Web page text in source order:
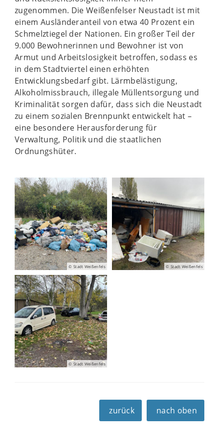
zugenommen. Die Weißenfelser Neustadt ist mit
einem Ausländeranteil von etwa 40 Prozent ein
Schmelztiegel der Nationen. Ein großer Teil der
9.000 Bewohnerinnen und Bewohner ist von
Armut und Arbeitslosigkeit betroffen, sodass es
in dem Stadtviertel einen erhöhten
Entwicklungsbedarf gibt. Lärmbelästigung,
Alkoholmissbrauch, illegale Müllentsorgung und
Kriminalität sorgen dafür, dass sich die Neustadt
zu einem sozialen Brennpunkt entwickelt hat –
eine besondere Herausforderung für
Verwaltung, Politik und die staatlichen
Ordnungshüter.
© Stadt Weißenfels © Stadt Weißenfels
© Stadt Weißenfels
zurück nach oben